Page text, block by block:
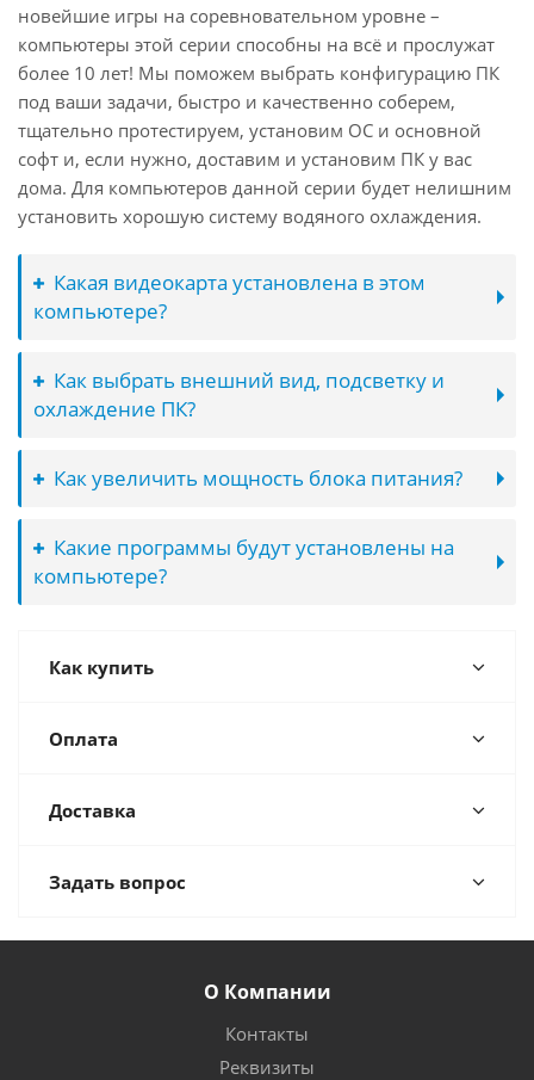
новейшие игры на соревновательном уровне –
компьютеры этой серии способны на всё и прослужат
более 10 лет! Мы поможем выбрать конфигурацию ПК
под ваши задачи, быстро и качественно соберем,
тщательно протестируем, установим ОС и основной
софт и, если нужно, доставим и установим ПК у вас
дома. Для компьютеров данной серии будет нелишним
установить хорошую систему водяного охлаждения.
Какая видеокарта установлена в этом
компьютере?
Как выбрать внешний вид, подсветку и
охлаждение ПК?
Как увеличить мощность блока питания?
Какие программы будут установлены на
компьютере?
Как купить
Оплата
Доставка
Задать вопрос
О Компании
Контакты
Реквизиты